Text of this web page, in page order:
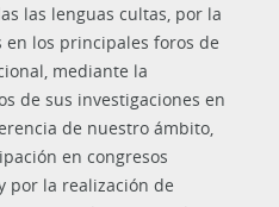
las lenguas cultas, por la
los principales foros de
mediante la
de sus investigaciones en
de nuestro ámbito,
en congresos
por la realización de